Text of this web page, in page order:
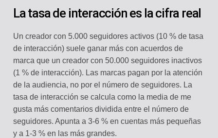
La tasa de interacción es la cifra real
Un creador con 5.000 seguidores activos (10 % de tasa
de interacción) suele ganar más con acuerdos de
marca que un creador con 50.000 seguidores inactivos
(1 % de interacción). Las marcas pagan por la atención
de la audiencia, no por el número de seguidores. La
tasa de interacción se calcula como la media de me
gusta más comentarios dividida entre el número de
seguidores. Apunta a 3-6 % en cuentas más pequeñas
y a 1-3 % en las más grandes.